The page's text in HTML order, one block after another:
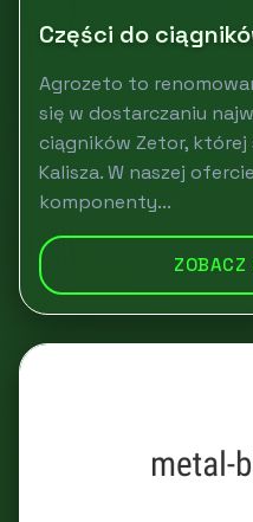
Części do
Agrozeto to
się w dostarczaniu
ciągników Zetor, której
Kalisza. W naszej
komponenty...
ZOBACZ